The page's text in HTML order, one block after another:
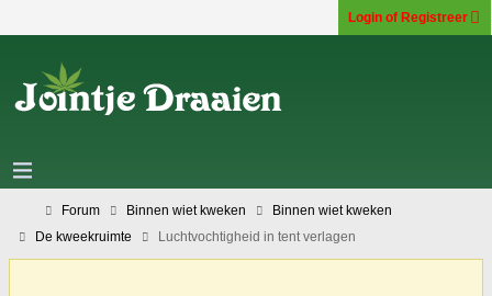
Login of Registreer
Forum Binnen wiet kweken
Binnen wiet kweken
De kweekruimte
Luchtvochtigheid in tent verlagen